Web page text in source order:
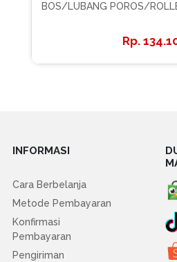
BOS/LUBANG POROS/
INFORMASI
Cara Berbelanja
Metode Pembayaran
Konfirmasi
Pembayaran
Pengiriman